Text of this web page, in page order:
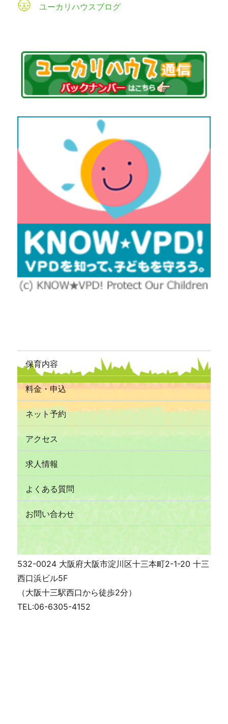
ユーカリハウスブログ
保育内容
料金・申込
ネット予約
アクセス
求人情報
よくある質問
お問い合わせ
532-0024 大阪府大阪市淀川区十三本町2-1-20 十三
西口浜ビル5F
（大阪十三駅西口から徒歩2分）
TEL:06-6305-4152